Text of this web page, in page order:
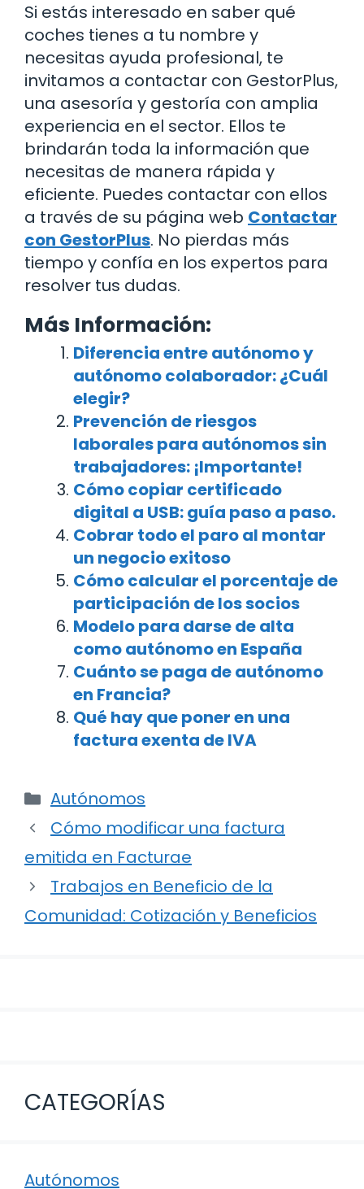
Si estás interesado en saber qué
coches tienes a tu nombre y
necesitas ayuda profesional, te
invitamos a contactar con GestorPlus,
una asesoría y gestoría con amplia
experiencia en el sector. Ellos te
brindarán toda la información que
necesitas de manera rápida y
eficiente. Puedes contactar con ellos
a través de su página web Contactar
con GestorPlus. No pierdas más
tiempo y confía en los expertos para
resolver tus dudas.
Más Información:
Diferencia entre autónomo y
autónomo colaborador: ¿Cuál
elegir?
Prevención de riesgos
laborales para autónomos sin
trabajadores: ¡Importante!
Cómo copiar certificado
digital a USB: guía paso a paso.
Cobrar todo el paro al montar
un negocio exitoso
Cómo calcular el porcentaje de
participación de los socios
Modelo para darse de alta
como autónomo en España
Cuánto se paga de autónomo
en Francia?
Qué hay que poner en una
factura exenta de IVA
Categorías
Autónomos
Navegación
de
Cómo modificar una factura
emitida en Facturae
Trabajos en Beneficio de la
Comunidad: Cotización y Beneficios
CATEGORÍAS
Autónomos